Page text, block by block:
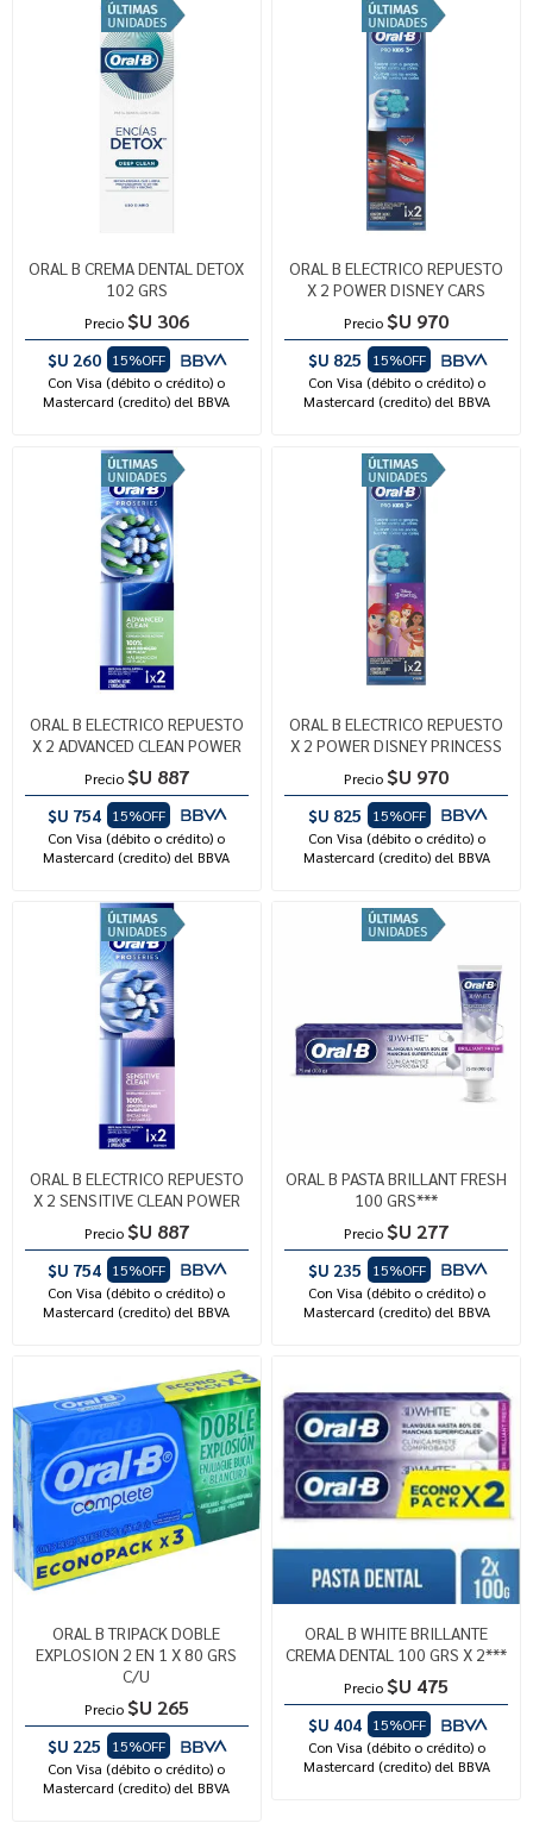
ORAL B CREMA DENTAL DETOX
102 GRS
Precio $U 306
$U 260
15%OFF
Con Visa (débito o crédito) o
Mastercard (credito) del BBVA
ORAL B ELECTRICO REPUESTO
X 2 POWER DISNEY CARS
Precio $U 970
$U 825
15%OFF
Con Visa (débito o crédito) o
Mastercard (credito) del BBVA
ORAL B ELECTRICO REPUESTO
X 2 ADVANCED CLEAN POWER
Precio $U 887
$U 754
15%OFF
Con Visa (débito o crédito) o
Mastercard (credito) del BBVA
ORAL B ELECTRICO REPUESTO
X 2 POWER DISNEY PRINCESS
Precio $U 970
$U 825
15%OFF
Con Visa (débito o crédito) o
Mastercard (credito) del BBVA
ORAL B ELECTRICO REPUESTO
X 2 SENSITIVE CLEAN POWER
Precio $U 887
$U 754
15%OFF
Con Visa (débito o crédito) o
Mastercard (credito) del BBVA
ORAL B PASTA BRILLANT FRESH
100 GRS***
Precio $U 277
$U 235
15%OFF
Con Visa (débito o crédito) o
Mastercard (credito) del BBVA
ORAL B TRIPACK DOBLE
EXPLOSION 2 EN 1 X 80 GRS
C/U
Precio $U 265
$U 225
15%OFF
Con Visa (débito o crédito) o
Mastercard (credito) del BBVA
ORAL B WHITE BRILLANTE
CREMA DENTAL 100 GRS X 2***
Precio $U 475
$U 404
15%OFF
Con Visa (débito o crédito) o
Mastercard (credito) del BBVA